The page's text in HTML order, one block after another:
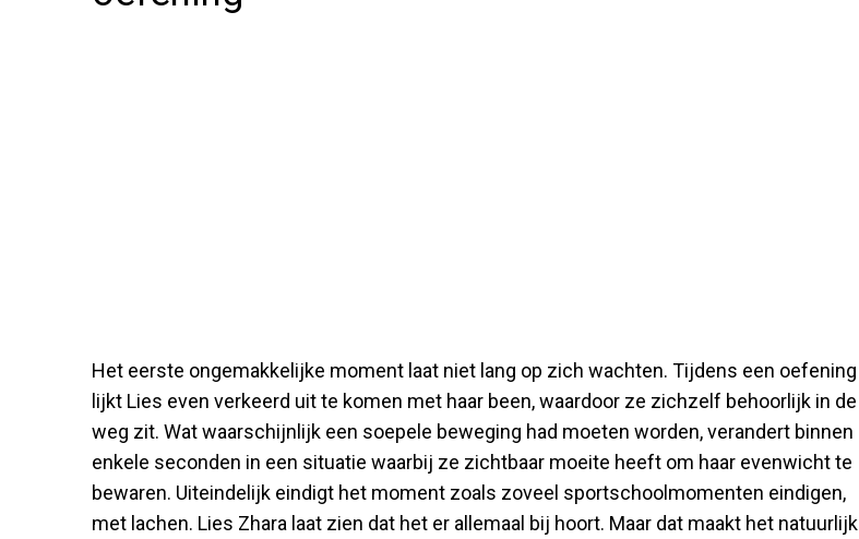
Het eerste ongemakkelijke moment laat niet lang op zich wachten. Tijdens een oefening
lijkt Lies even verkeerd uit te komen met haar been, waardoor ze zichzelf behoorlijk in de
weg zit. Wat waarschijnlijk een soepele beweging had moeten worden, verandert binnen
enkele seconden in een situatie waarbij ze zichtbaar moeite heeft om haar evenwicht te
bewaren. Uiteindelijk eindigt het moment zoals zoveel sportschoolmomenten eindigen,
met lachen. Lies Zhara laat zien dat het er allemaal bij hoort. Maar dat maakt het natuurlijk